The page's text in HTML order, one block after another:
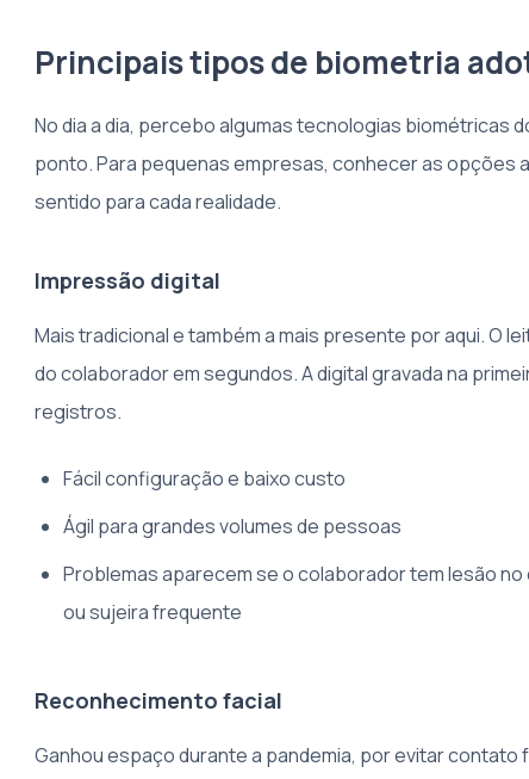
Principais tipos de biometria
No dia a dia, percebo algumas tecnologias biométricas
ponto. Para pequenas empresas, conhecer as opções
sentido para cada realidade.
Impressão digital
Mais tradicional e também a mais presente por aqui. O
do colaborador em segundos. A digital gravada na
registros.
Fácil configuração e baixo custo
Ágil para grandes volumes de pessoas
Problemas aparecem se o colaborador tem lesão
ou sujeira frequente
Reconhecimento facial
Ganhou espaço durante a pandemia, por evitar contato